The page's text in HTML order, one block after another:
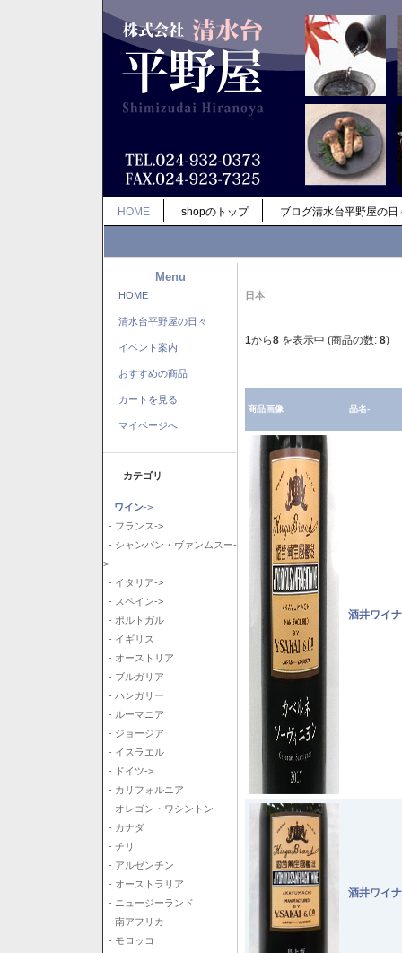
HOME shopのトップ ブログ清水台平野屋の日
Menu
HOME
清水台平野屋の日々
イベント案内
おすすめの商品
カートを見る
マイページへ
カテゴリ
ワイン->
- フランス->
- シャンパン・ヴァンムスー-
>
- イタリア->
- スペイン->
- ポルトガル
- イギリス
- オーストリア
- ブルガリア
- ハンガリー
- ルーマニア
- ジョージア
- イスラエル
- ドイツ->
- カリフォルニア
- オレゴン・ワシントン
- カナダ
- チリ
- アルゼンチン
- オーストラリア
- ニュージーランド
- 南アフリカ
- モロッコ
日本
1から8 を表示中 (商品の数: 8)
商品画像 品名-
酒井ワイ
酒井ワイ